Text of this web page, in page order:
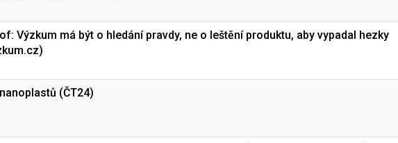
Výzkum má být o hledání pravdy, ne o leštění produktu, aby vypadal hezky
(ČT24)